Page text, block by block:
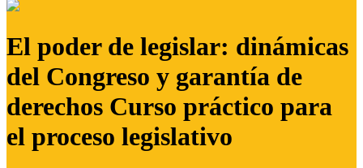
El poder de legislar: dinámicas
del Congreso y garantía de
derechos Curso práctico para
el proceso legislativo